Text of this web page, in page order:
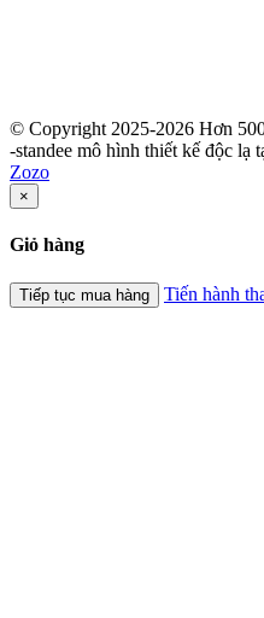
© Copyright 2025-2026 Hơn
-standee mô hình thiết kế độc
Zozo
×
Giỏ hàng
Tiếp tục mua hàng Tiến hành